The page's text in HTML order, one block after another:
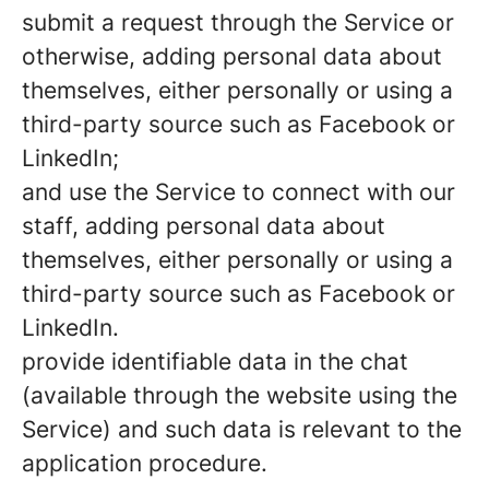
submit a request through the Service or
otherwise, adding personal data about
themselves, either personally or using a
third-party source such as Facebook or
LinkedIn;
and use the Service to connect with our
staff, adding personal data about
themselves, either personally or using a
third-party source such as Facebook or
LinkedIn.
provide identifiable data in the chat
(available through the website using the
Service) and such data is relevant to the
application procedure.